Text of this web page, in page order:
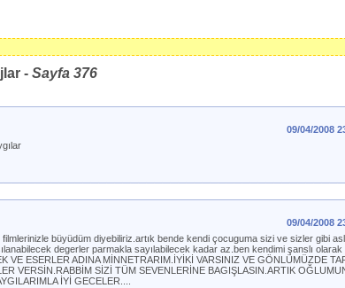
- Sayfa 376
09/04/2008
09/04/2008
büyüdüm diyebiliriz.artık bende kendi çocuguma sizi ve sizler gibi
degerler parmakla sayılabilecek kadar az.ben kendimi şanslı olarak
ESERLER ADINA MİNNETRARIM.İYİKİ VARSINIZ VE GÖNLÜMÜZDE
VERSİN.RABBİM SİZİ TÜM SEVENLERİNE BAGIŞLASIN.ARTIK
İYİ GECELER....